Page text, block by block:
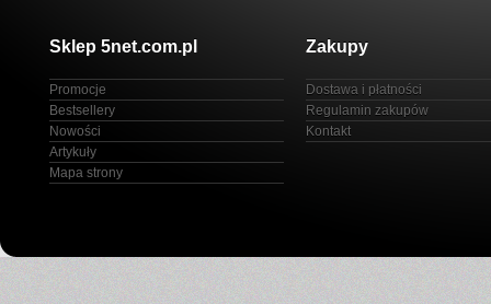
Sklep 5net.com.pl
Promocje
Bestsellery
Nowości
Artykuły
Mapa strony
Zakupy
Dostawa i płatności
Regulamin zakupów
Kontakt